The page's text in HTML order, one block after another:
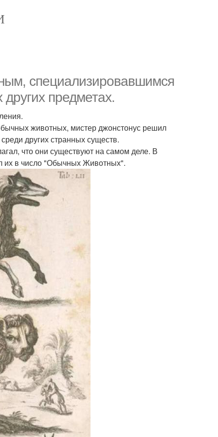
специализировавшимся
предметах.
животных, мистер джонстонус решил
других странных существ.
что они существуют на самом деле. В
их в число "Обычных Животных".